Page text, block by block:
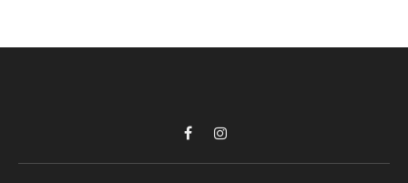
FacebookInstagram